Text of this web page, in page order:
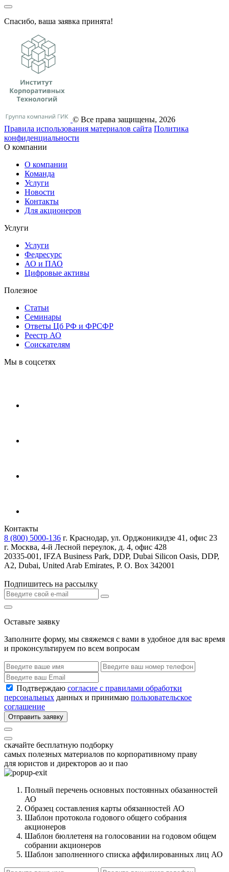
Спасибо, ваша заявка принята!
© Все права защищены, 2026
Правила использования материалов сайта Политика
конфиденциальности
О компании
О компании
Команда
Услуги
Новости
Контакты
Для акционеров
Услуги
Услуги
Федресурс
АО и ПАО
Цифровые активы
Полезное
Статьи
Cеминары
Ответы Цб РФ и ФРСФР
Реестр АО
Соискателям
Мы в соцсетях
Контакты
8 (800) 5000-136 г. Краснодар, ул. Орджоникидзе 41, офис 23
г. Москва, 4-й Лесной переулок, д. 4, офис 428
20335-001, IFZA Business Park, DDP, Dubai Silicon Oasis, DDP,
A2, Dubai, United Arab Emirates, P. O. Box 342001
Подпишитесь на рассылку
Оставьте заявку
Заполните форму, мы свяжемся с вами в удобное для вас время
и проконсультируем по всем вопросам
Подтверждаю согласие с правилами обработки
персональных данных и принимаю пользовательское
соглашение
Отправить заявку
скачайте бесплатную подборку
самых полезных материалов по корпоративному праву
для юристов и директоров ао и пао
Полный перечень основных постоянных обазанностей
АО
Образец составления карты обязанностей АО
Шаблон протокола годового общего собрания
акционеров
Шаблон бюллетеня на голосовании на годовом общем
собрании акционеров
Шаблон заполненного списка аффилированных лиц АО